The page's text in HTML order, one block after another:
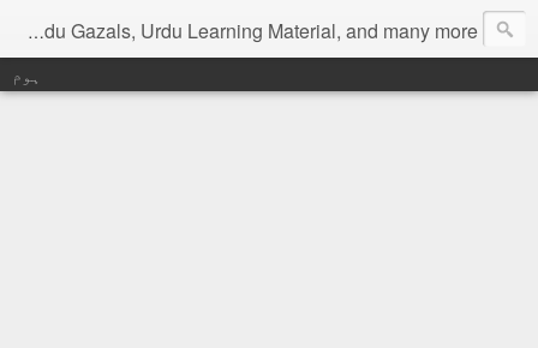
Digital Urdu Magazine to represent Urdu Literature, Urdu News, Health related materials, various function news of Urdu, Beauty tips, Kitchen tips, Urdu Poetry, Urdu Gazals, Urdu Learning Material, and many more.
ہوم